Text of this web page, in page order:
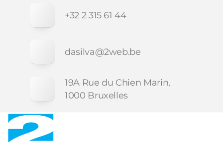
+32 2 315 61 44
dasilva@2web.be
19A Rue du Chien Marin,
1000 Bruxelles